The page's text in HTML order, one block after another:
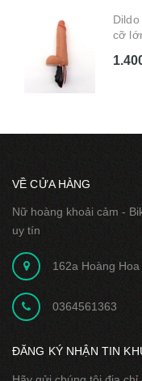
cỡ
VỀ CỬA HÀNG
Nữ hoàng khoải cảm -
uy tín
162a Hoàng
0364561363
ĐĂNG KÝ NHẬN TIN